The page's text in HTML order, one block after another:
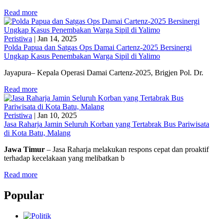
Read more
Peristiwa | Jan 14, 2025
Polda Papua dan Satgas Ops Damai Cartenz-2025 Bersinergi
Ungkap Kasus Penembakan Warga Sipil di Yalimo
Jayapura– Kepala Operasi Damai Cartenz-2025, Brigjen Pol. Dr.
Read more
Peristiwa | Jan 10, 2025
Jasa Raharja Jamin Seluruh Korban yang Tertabrak Bus Pariwisata
di Kota Batu, Malang
Jawa Timur – Jasa Raharja melakukan respons cepat dan proaktif
terhadap kecelakaan yang melibatkan b
Read more
Popular